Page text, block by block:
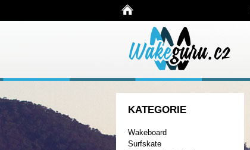
KATEGORIE
Wakeboard
Surfskate